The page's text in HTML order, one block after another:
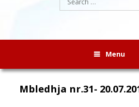
for:
Menu
Mbledhja nr.31-